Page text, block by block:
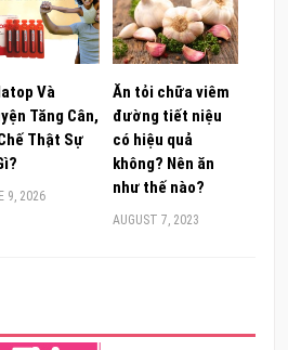
Và
Tăng Cân,
Thật Sự
9, 2026
Ăn tỏi chữa viêm
đường tiết niệu
có hiệu quả
không? Nên ăn
như thế nào?
AUGUST 7, 2023